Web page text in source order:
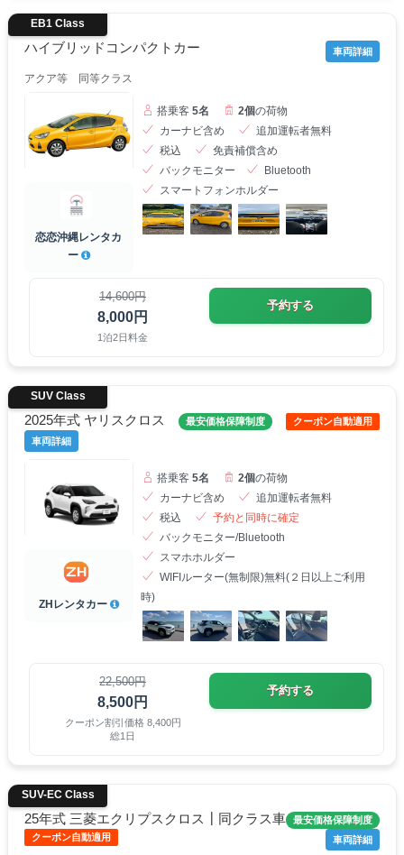
ハイブリッドコンパクトカー 車両詳細
EB1 Class
アクア等 同等クラス
恋恋沖縄レンタカ
ー
搭乗客5名 2個の荷物
カーナビ含め
追加運転者無料
税込
免責補償含め
バックモニター
Bluetooth
スマートフォンホルダー
14,600円
8,000円
1泊2日料金
予約する
2025年式 ヤリスクロス 最安価格保障制度
クーポン自動適用
車両詳細
SUV Class
ZHレンタカー
搭乗客5名 2個の荷物
カーナビ含め
追加運転者無料
税込
予約と同時に確定
バックモニター/Bluetooth
スマホホルダー
WIFIルーター(無制限)無料(２日以上ご利用
時)
22,500円
8,500円
クーポン割引価格 8,400円
総1日
予約する
25年式 三菱エクリプスクロス┃同クラス車
最安価格保障制度
クーポン自動適用
車両詳細
SUV-EC Class